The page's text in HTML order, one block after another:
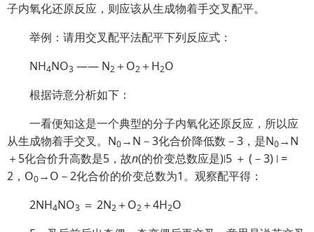
子内氧化还原反应，则应该从生成物着手交叉配平。
举例：请用交叉配平法配平下列反应式：
NH4NO3 —— N2 ＋O2 ＋H2O
根据诗意分析如下：
一看便知这是一个典型的分子内氧化还原反应，所以应
从生成物着手交叉。N0→N－3化合价降低数－3，是N0→N
＋5化合价升高数是5，故n(的价变总数应是)∣5 ＋ (－3) ∣ =
2，O0→O－2化合价的价变总数为1。观察配平得：
2NH4NO3 ＝ 2N2 ＋O2 ＋4H2O